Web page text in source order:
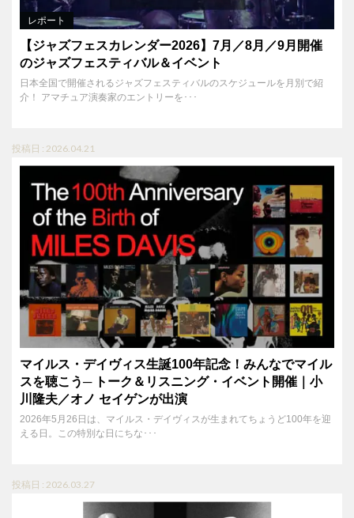
レポート
【ジャズフェスカレンダー2026】7月／8月／9月開催
のジャズフェスティバル＆イベント
日本全国で開催されるジャズフェスティバルのスケジュールを月別で紹
介！ アマチュア演奏家のエントリーを･･･
投稿日 : 2026.04.21
マイルス・デイヴィス生誕100年記念！みんなでマイル
スを聴こう─ トーク＆リスニング・イベント開催｜小
川隆夫／オノ セイゲンが出演
2026年5月26日は、マイルス・デイヴィスが生まれてちょうど100年を迎
える日。この特別な日にちな･･･
投稿日 : 2026.03.27